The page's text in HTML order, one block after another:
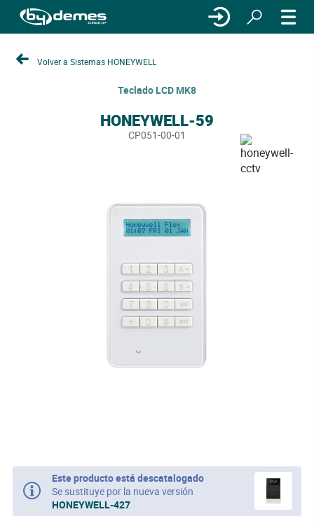
Volver a Sistemas HONEYWELL
Teclado LCD MK8
HONEYWELL-59
CP051-00-01
Este producto está descatalogado
Se sustituye por la nueva versión
HONEYWELL-427